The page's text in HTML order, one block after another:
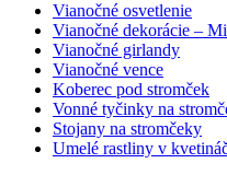
Vianočné osvetlenie
Vianočné dekorácie –
Vianočné girlandy
Vianočné vence
Koberec pod stromček
Vonné tyčinky na
Stojany na stromčeky
Umelé rastliny v